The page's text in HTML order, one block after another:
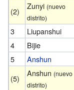
(2)
Zunyi (nuevo
distrito)
3 Liupanshui
4
Bijie
5
Anshun
(5)
Anshun (nuevo
distrito)